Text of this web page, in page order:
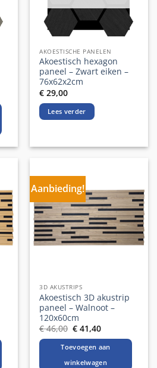
AKOESTISCHE PANELEN
Akoestisch hexagon
paneel – Zwart eiken –
76x62x2cm
€ 29,00
Lees verder
Aanbieding!
3D AKUSTRIPS
Akoestisch 3D akustrip
paneel – Walnoot –
120x60cm
€46,00 Oorspronkelijke
prijs
was:
€ 46,00.
€ 41,40Huidige
is:
€ 41,40.
Toevoegen aan
winkelwagen